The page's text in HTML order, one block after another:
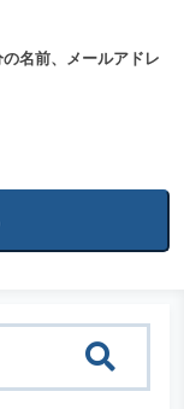
名前、メールアドレ